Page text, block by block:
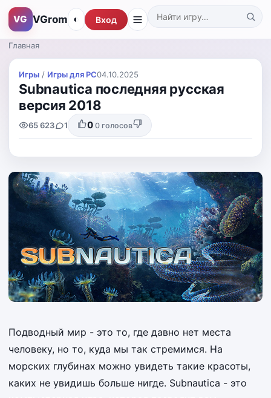
VG VGrom Поиск по каталогу
◐ Вход
Главная
Игры / Игры для PС04.10.2025
Subnautica последняя русская
версия 2018
65 623 1 0 0 голосов
Подводный мир - это то, где давно нет места
человеку, но то, куда мы так стремимся. На
морских глубинах можно увидеть такие красоты,
каких не увидишь больше нигде. Subnautica - это